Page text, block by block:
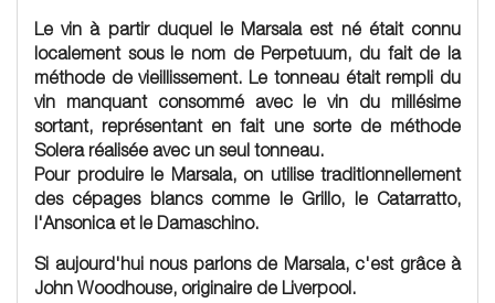
Le vin à partir duquel le Marsala est né était connu
localement sous le nom de Perpetuum, du fait de la
méthode de vieillissement. Le tonneau était rempli du
vin manquant consommé avec le vin du millésime
sortant, représentant en fait une sorte de méthode
Solera réalisée avec un seul tonneau.
Pour produire le Marsala, on utilise traditionnellement
des cépages blancs comme le Grillo, le Catarratto,
l'Ansonica et le Damaschino.
Si aujourd'hui nous parlons de Marsala, c'est grâce à
John Woodhouse, originaire de Liverpool.